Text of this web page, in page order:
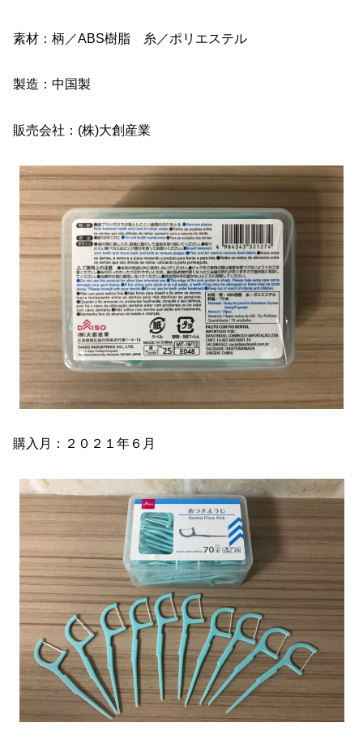
素材：柄／ABS樹脂 糸／ポリエステル
製造：中国製
販売会社：(株)大創産業
購入月：２０２１年６月